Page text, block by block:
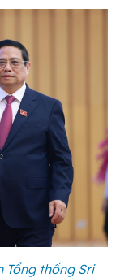
Tổng thống Sri